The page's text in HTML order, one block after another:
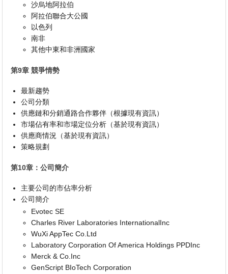
沙烏地阿拉伯
阿拉伯聯合大公國
以色列
南非
其他中東和非洲國家
第9章 競爭情勢
最新趨勢
公司分類
供應鏈和分銷通路合作夥伴（根據現有資訊）
市場佔有率和市場定位分析（基於現有資訊）
供應商情況（基於現有資訊）
策略規劃
第10章：公司簡介
主要公司的市佔率分析
公司簡介
Evotec SE
Charles River Laboratories InternationalInc
WuXi AppTec Co.Ltd
Laboratory Corporation Of America Holdings PPDInc
Merck & Co.Inc
GenScript BIoTech Corporation